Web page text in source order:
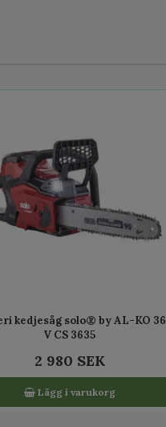
kedjesåg solo® by AL-KO 36
V CS 3635
2 980 SEK
Lägg i varukorg